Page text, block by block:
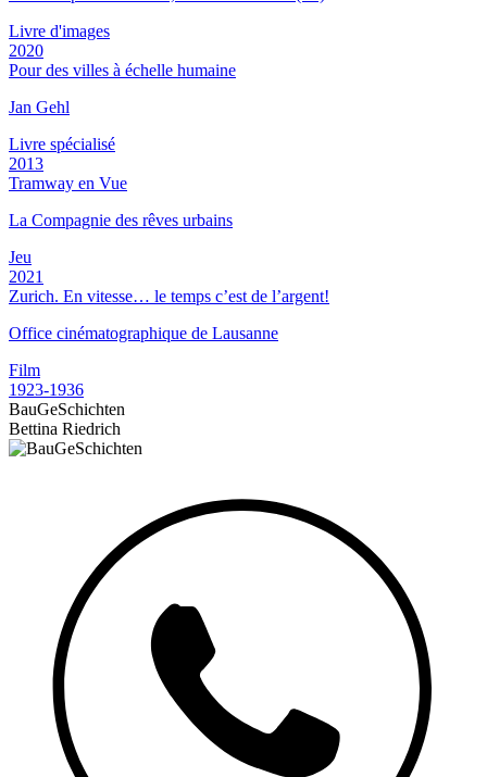
Livre d'images
2020
Pour des villes à échelle humaine
Jan Gehl
Livre spécialisé
2013
Tramway en Vue
La Compagnie des rêves urbains
Jeu
2021
Zurich. En vitesse… le temps c’est de l’argent!
Office cinématographique de Lausanne
Film
1923-1936
BauGeSchichten
Bettina Riedrich